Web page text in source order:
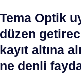
Tema Optik
düzen
kayıt altına
ne denli